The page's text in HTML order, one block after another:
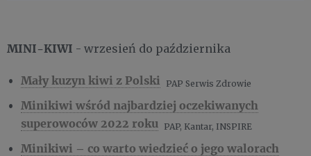
MINI-KIWI - wrzesień do października
Mały kuzyn kiwi z Polski PAP Serwis Zdrowie
Minikiwi wśród najbardziej oczekiwanych
superowoców 2022 roku
PAP, Kantar, INSPIRE
Minikiwi – co warto wiedzieć o jego walorach